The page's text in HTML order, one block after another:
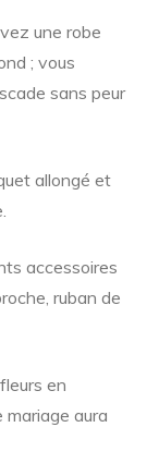
une robe
; vous
sans peur
allongé et
accessoires
ruban de
en
aura